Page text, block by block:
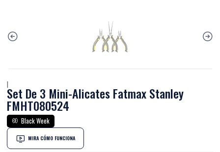
|
Set De 3 Mini-Alicates Fatmax Stanley
FMHT080524
Black Week
MIRA CÓMO FUNCIONA